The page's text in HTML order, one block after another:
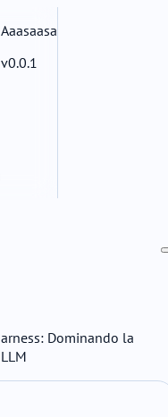
Aaasaasa
v0.0.1
Dominando la